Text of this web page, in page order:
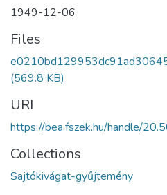
1949-12-06
Files
(569.8 KB)
URI
https://bea.fszek.hu/handle/
Collections
Sajtókivágat-gyűjtemény